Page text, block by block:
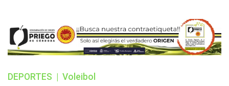
DEPORTES Voleibol